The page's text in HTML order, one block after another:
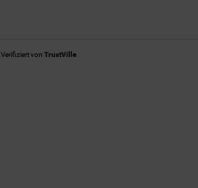
Verifiziert von TrustVille